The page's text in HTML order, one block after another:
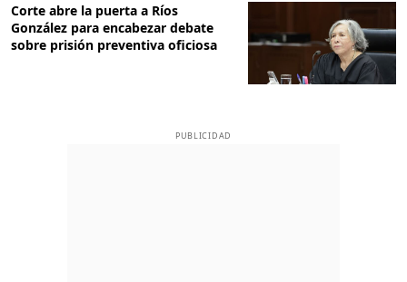
Corte abre la puerta a Ríos
González para encabezar debate
sobre prisión preventiva oficiosa
PUBLICIDAD